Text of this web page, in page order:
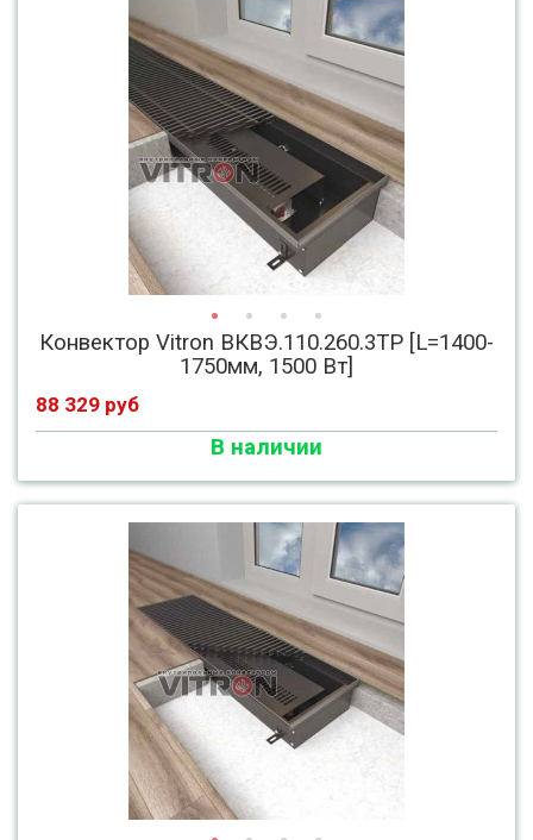
Конвектор Vitron ВКВЭ.110.260.3ТР [L=1400-
1750мм, 1500 Вт]
88 329 руб
В наличии